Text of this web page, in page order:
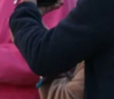
Los monarcas
labor que sigue
Los reyes visitan
ciudadanos en